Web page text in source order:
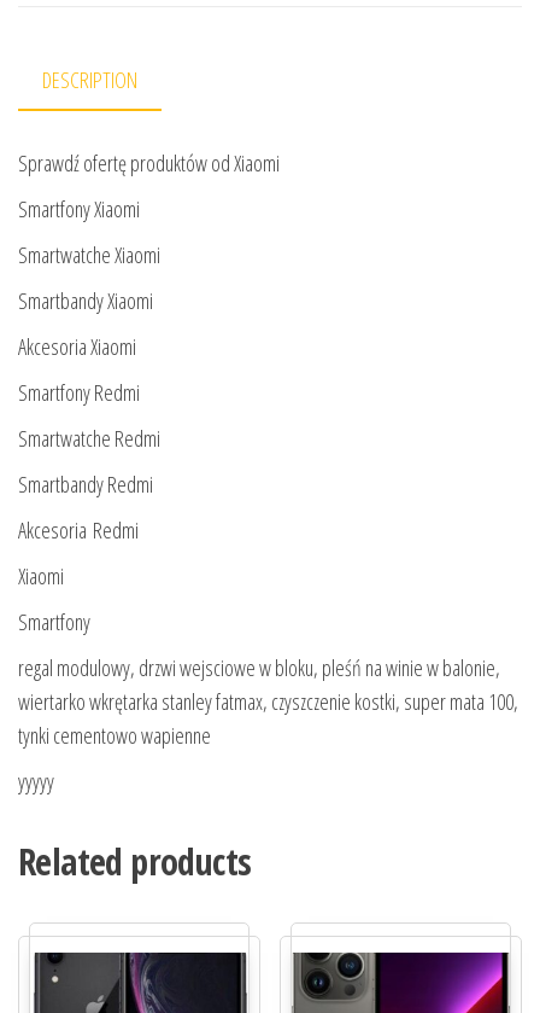
DESCRIPTION
Sprawdź ofertę produktów od Xiaomi
Smartfony Xiaomi
Smartwatche Xiaomi
Smartbandy Xiaomi
Akcesoria Xiaomi
Smartfony Redmi
Smartwatche Redmi
Smartbandy Redmi
Akcesoria Redmi
Xiaomi
Smartfony
regal modulowy, drzwi wejsciowe w bloku, pleśń na winie w balonie,
wiertarko wkrętarka stanley fatmax, czyszczenie kostki, super mata 100,
tynki cementowo wapienne
yyyyy
Related products